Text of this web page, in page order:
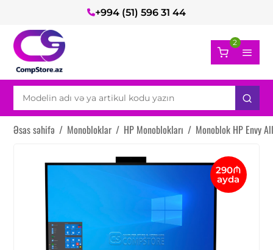
+994 (51) 596 31 44
2
Əsas səhifə / Monobloklar / HP Monoblokları / Monoblok HP Envy
290₼
ayda